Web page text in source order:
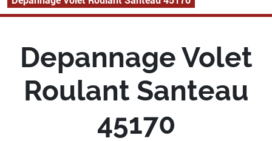
Depannage Volet
Roulant Santeau
45170